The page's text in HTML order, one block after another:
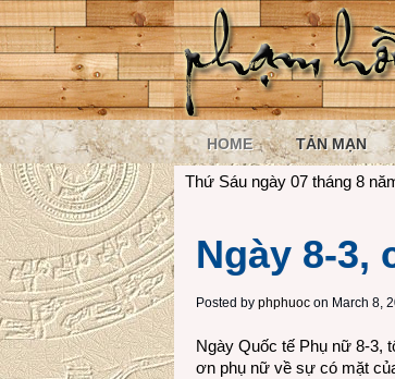
HOME TẢN MẠN
Thứ Sáu ngày 07 tháng 8
Ngày 8-3,
Posted by phphuoc on March 8,
Ngày Quốc tế Phụ nữ 8-3,
ơn phụ nữ về sự có mặt